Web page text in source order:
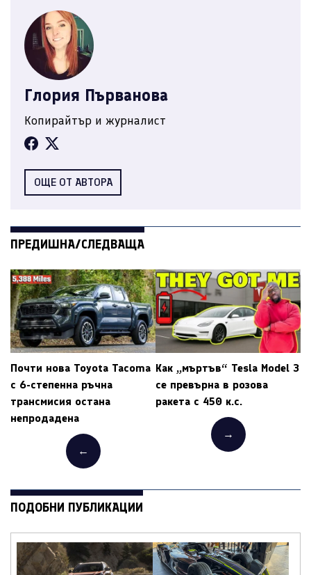
Глория Първанова
Копирайтър и журналист
ОЩЕ ОТ АВТОРА
ПРЕДИШНА/СЛЕДВАЩА
Почти нова Toyota Tacoma
с 6-степенна ръчна
трансмисия остана
непродадена
←
Как „мъртъв“ Tesla Model 3
се превърна в розова
ракета с 450 к.с.
→
ПОДОБНИ ПУБЛИКАЦИИ